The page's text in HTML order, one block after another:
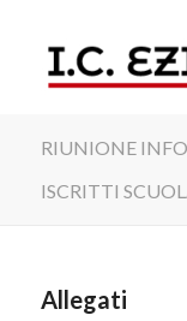
RIUNIONE
ISCRITTI
Allegati